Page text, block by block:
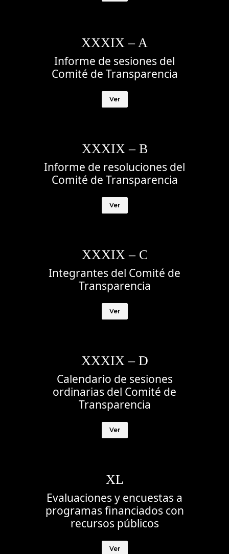
XXXIX – A
Informe de sesiones del
Comité de Transparencia
Ver
XXXIX – B
Informe de resoluciones del
Comité de Transparencia
Ver
XXXIX – C
Integrantes del Comité de
Transparencia
Ver
XXXIX – D
Calendario de sesiones
ordinarias del Comité de
Transparencia
Ver
XL
Evaluaciones y encuestas a
programas financiados con
recursos públicos
Ver